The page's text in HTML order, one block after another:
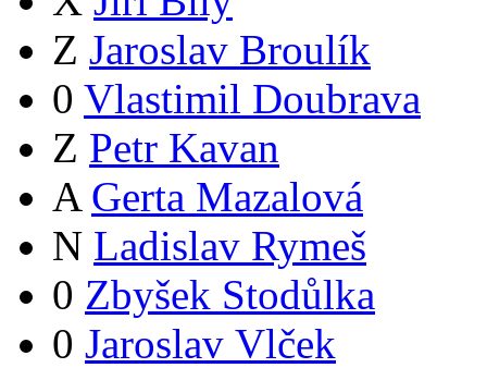
Z Jaroslav Broulík
0 Vlastimil Doubrava
Z Petr Kavan
A Gerta Mazalová
N Ladislav Rymeš
0 Zbyšek Stodůlka
0 Jaroslav Vlček